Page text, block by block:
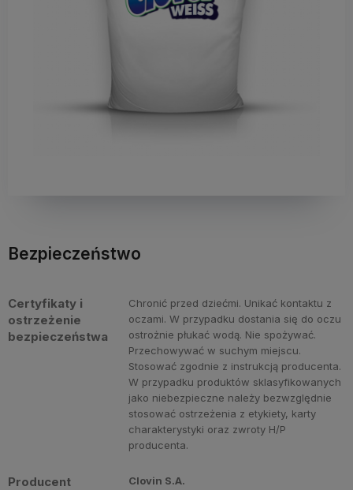
Bezpieczeństwo
Certyfikaty i
ostrzeżenie
bezpieczeństwa
Chronić przed dziećmi. Unikać kontaktu z
oczami. W przypadku dostania się do oczu
ostrożnie płukać wodą. Nie spożywać.
Przechowywać w suchym miejscu.
Stosować zgodnie z instrukcją producenta.
W przypadku produktów sklasyfikowanych
jako niebezpieczne należy bezwzględnie
stosować ostrzeżenia z etykiety, karty
charakterystyki oraz zwroty H/P
producenta.
Producent
Clovin S.A.